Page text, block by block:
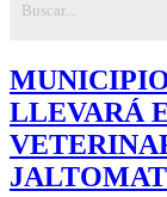
LLEVARÁ